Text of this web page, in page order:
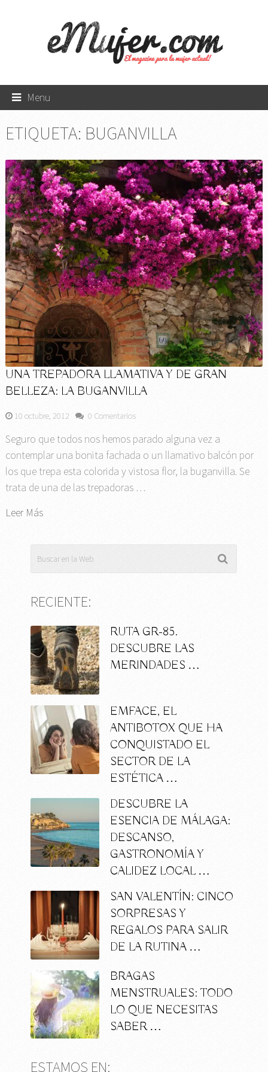
Menu
ETIQUETA: BUGANVILLA
UNA TREPADORA LLAMATIVA Y DE GRAN
BELLEZA: LA BUGANVILLA
10 octubre, 2012 0 Comentarios
Seguro que todos nos hemos parado alguna vez a
contemplar una bonita fachada o un llamativo balcón por
los que trepa esta colorida y vistosa flor, la buganvilla. Se
trata de una de las trepadoras …
Leer Más
RECIENTE:
RUTA GR-85.
DESCUBRE LAS
MERINDADES …
EMFACE, EL
ANTIBOTOX QUE HA
CONQUISTADO EL
SECTOR DE LA
ESTÉTICA …
DESCUBRE LA
ESENCIA DE MÁLAGA:
DESCANSO,
GASTRONOMÍA Y
CALIDEZ LOCAL …
SAN VALENTÍN: CINCO
SORPRESAS Y
REGALOS PARA SALIR
DE LA RUTINA …
BRAGAS
MENSTRUALES: TODO
LO QUE NECESITAS
SABER …
ESTAMOS EN: